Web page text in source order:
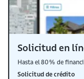
Solicitud en
Hasta el 80% de
Solicitud de crédito